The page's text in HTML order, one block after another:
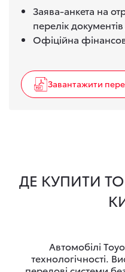
Заява-анкета на
перелік
Офіційна
Завантажити
ДЕ КУПИТИ
Автомобілі
технологічності.